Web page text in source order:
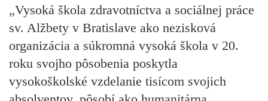
„Vysoká škola zdravotníctva a sociálnej práce
sv. Alžbety v Bratislave ako nezisková
organizácia a súkromná vysoká škola v 20.
roku svojho pôsobenia poskytla
vysokoškolské vzdelanie tisícom svojich